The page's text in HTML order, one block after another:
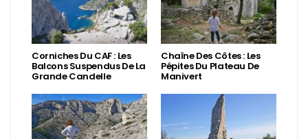
Corniches Du CAF : Les
Balcons Suspendus De La
Grande Candelle
Chaîne Des Côtes : Les
Pépites Du Plateau De
Manivert